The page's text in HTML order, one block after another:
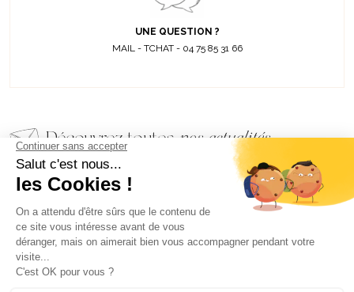
UNE QUESTION ?
MAIL - TCHAT - 04 75 85 31 66
Découvrez toutes nos actualités
EMAIL
VALIDER